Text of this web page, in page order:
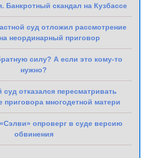
Банкротный скандал на Кузбассе
суд отложил рассмотрение
неординарный приговор
силу? А если это кому-то
нужно?
отказался пересматривать
приговора многодетной матери
опроверг в суде версию
обвинения